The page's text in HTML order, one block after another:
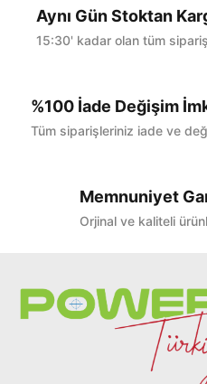
Aynı Gün Stoktan
15:30' kadar olan tüm
%100 İade Değişim
Tüm siparişleriniz iade ve
Memnuniyet
Orjinal ve kaliteli